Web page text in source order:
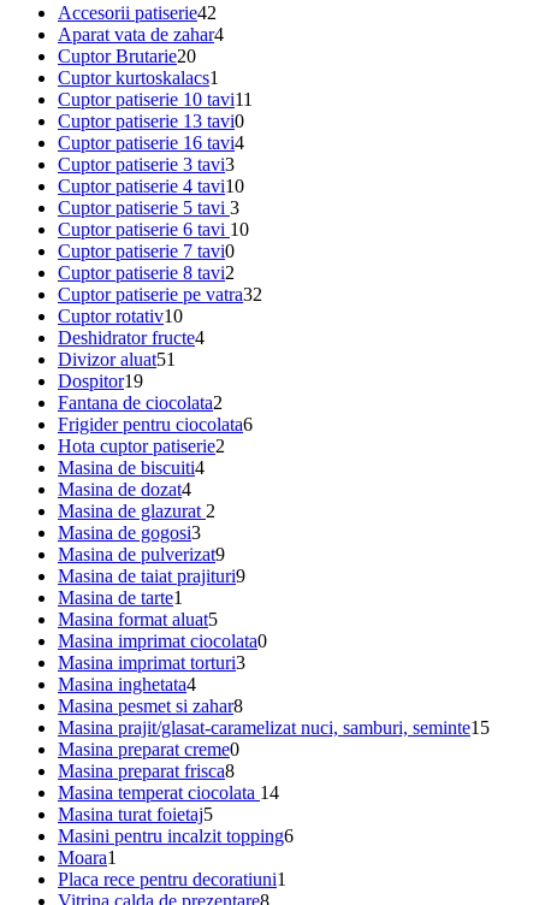
Accesorii patiserie42
Aparat vata de zahar4
Cuptor Brutarie20
Cuptor kurtoskalacs1
Cuptor patiserie 10 tavi11
Cuptor patiserie 13 tavi0
Cuptor patiserie 16 tavi4
Cuptor patiserie 3 tavi3
Cuptor patiserie 4 tavi10
Cuptor patiserie 5 tavi 3
Cuptor patiserie 6 tavi 10
Cuptor patiserie 7 tavi0
Cuptor patiserie 8 tavi2
Cuptor patiserie pe vatra32
Cuptor rotativ10
Deshidrator fructe4
Divizor aluat51
Dospitor19
Fantana de ciocolata2
Frigider pentru ciocolata6
Hota cuptor patiserie2
Masina de biscuiti4
Masina de dozat4
Masina de glazurat 2
Masina de gogosi3
Masina de pulverizat9
Masina de taiat prajituri9
Masina de tarte1
Masina format aluat5
Masina imprimat ciocolata0
Masina imprimat torturi3
Masina inghetata4
Masina pesmet si zahar8
Masina prajit/glasat-caramelizat nuci, samburi, seminte15
Masina preparat creme0
Masina preparat frisca8
Masina temperat ciocolata 14
Masina turat foietaj5
Masini pentru incalzit topping6
Moara1
Placa rece pentru decoratiuni1
Vitrina calda de prezentare8